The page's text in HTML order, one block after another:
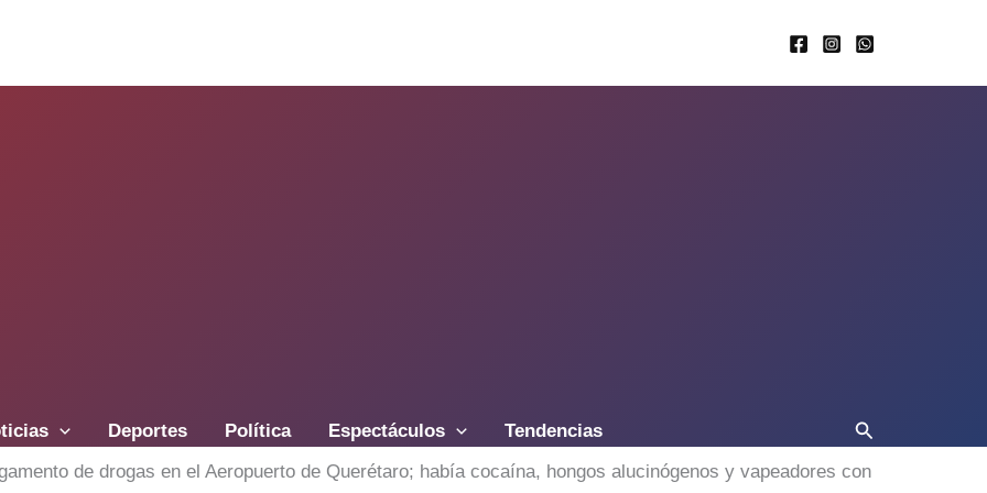
Deportes Política Espectáculos Tendencias Buscar
de drogas en el Aeropuerto de Querétaro; había cocaína, hongos alucinógenos y vapeadores con